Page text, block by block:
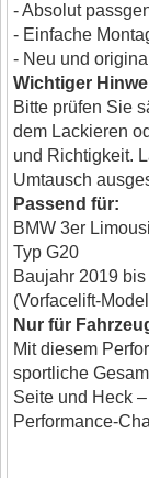
- Absolut
- Einfache
- Neu und
Wichtiger
Bitte prüfen Sie
dem Lackieren
und Richtigkeit.
Umtausch
Passend für:
BMW 3er
Typ G20
Baujahr 2019
(Vorfacelift-
Nur für
Mit diesem
sportliche
Seite und Heck
Performance-